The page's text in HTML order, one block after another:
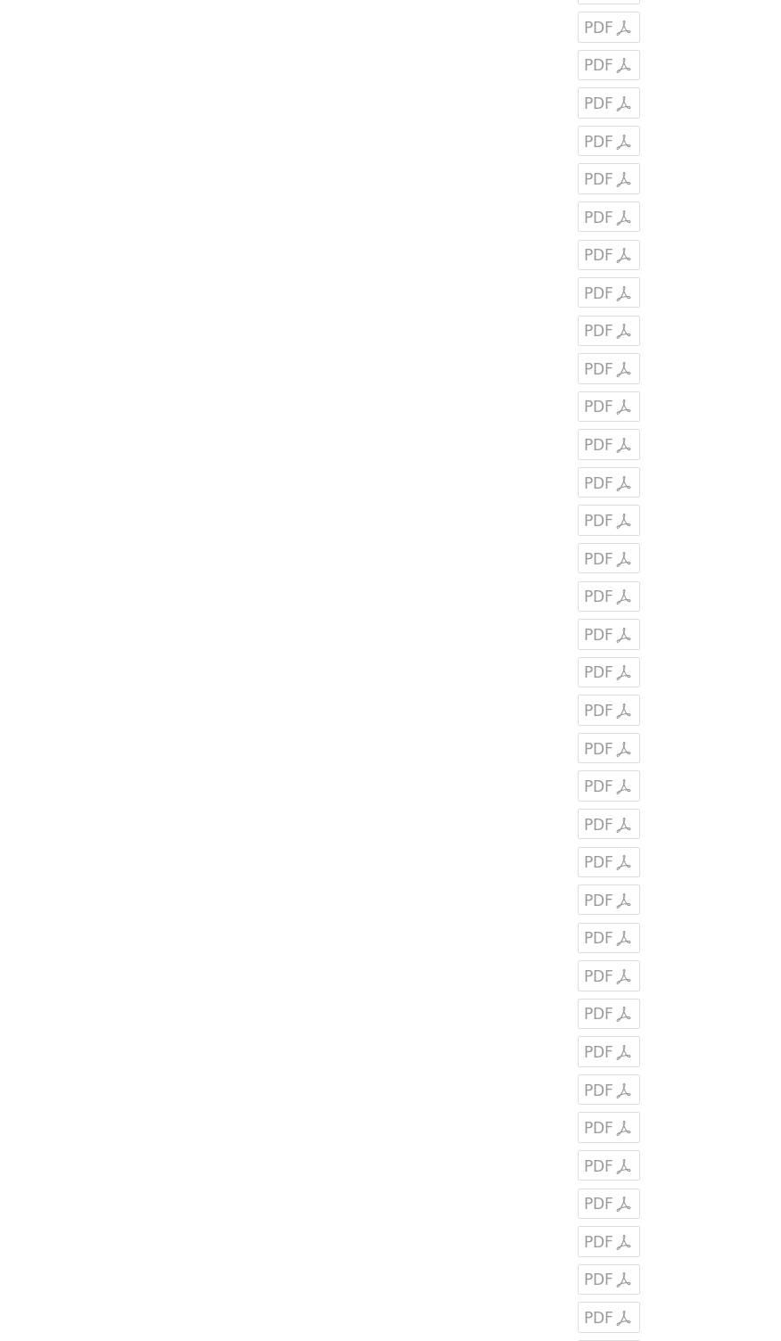
PDF
PDF
PDF
PDF
PDF
PDF
PDF
PDF
PDF
PDF
PDF
PDF
PDF
PDF
PDF
PDF
PDF
PDF
PDF
PDF
PDF
PDF
PDF
PDF
PDF
PDF
PDF
PDF
PDF
PDF
PDF
PDF
PDF
PDF
PDF